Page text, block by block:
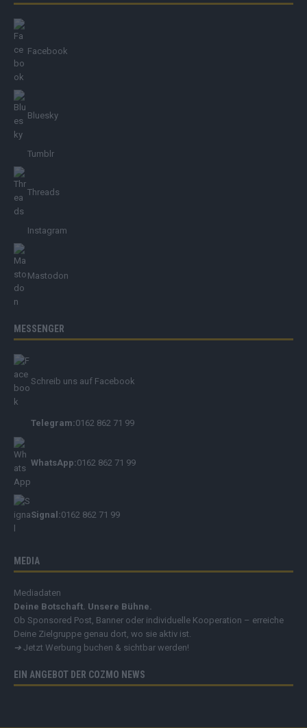
Facebook
Bluesky
Tumblr
Threads
Instagram
Mastodon
MESSENGER
Schreib uns auf Facebook
Telegram:0162 862 71 99
WhatsApp:0162 862 71 99
Signal:0162 862 71 99
MEDIA
Mediadaten
Deine Botschaft. Unsere Bühne.
Ob Sponsored Post, Banner oder individuelle Kooperation – erreiche
Deine Zielgruppe genau dort, wo sie aktiv ist.
➔ Jetzt Werbung buchen & sichtbar werden!
EIN ANGEBOT DER COZMO NEWS